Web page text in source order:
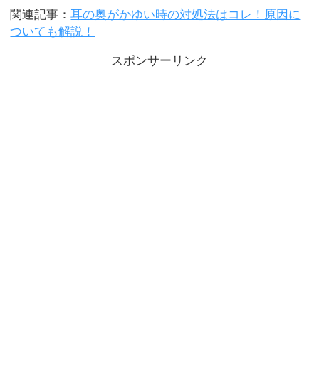
関連記事：耳の奥がかゆい時の対処法はコレ！原因に
ついても解説！
スポンサーリンク